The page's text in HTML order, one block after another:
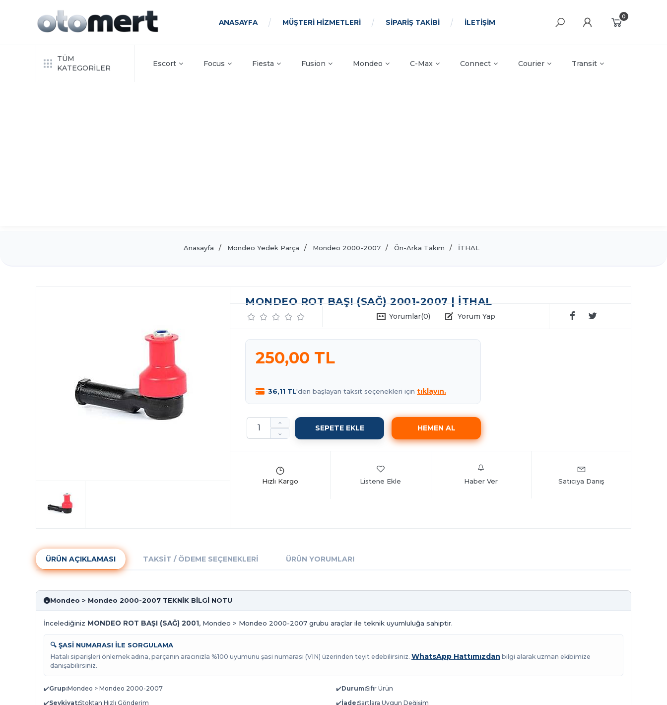
ANASAYFA MÜŞTERİ HİZMETLERİ SİPARİŞ TAKİBİ İLETİŞİM
0
TÜM
KATEGORİLER
Escort Focus Fiesta Fusion Mondeo C-Max Connect Courier Transit
Anasayfa Mondeo Yedek Parça Mondeo 2000-2007 Ön-Arka Takım İTHAL
MONDEO ROT BAŞI (SAĞ) 2001-2007 | İTHAL
Yorumlar(0) Yorum Yap
250,00 TL
36,11 TL'den başlayan taksit seçenekleri için tıklayın.
Listene Ekle Haber Ver Satıcıya Danış
ÜRÜN AÇIKLAMASI TAKSIT / ÖDEME SEÇENEKLERI ÜRÜN YORUMLARI
Mondeo > Mondeo 2000-2007 TEKNİK BİLGİ NOTU
İncelediğiniz MONDEO ROT BAŞI (SAĞ) 2001, Mondeo > Mondeo 2000-2007 grubu araçlar ile teknik uyumluluğa sahiptir.
🔍 ŞASİ NUMARASI İLE SORGULAMA
Hatalı siparişleri önlemek adına, parçanın aracınızla %100 uyumunu şasi numarası (VIN) üzerinden teyit edebilirsiniz. WhatsApp Hattımızdan bilgi alarak uzman ekibimize
danışabilirsiniz.
✔️Grup:Mondeo > Mondeo 2000-2007 ✔️Durum:Sıfır Ürün
✔️Sevkiyat:Stoktan Hızlı Gönderim ✔️İade:Şartlara Uygun Değişim